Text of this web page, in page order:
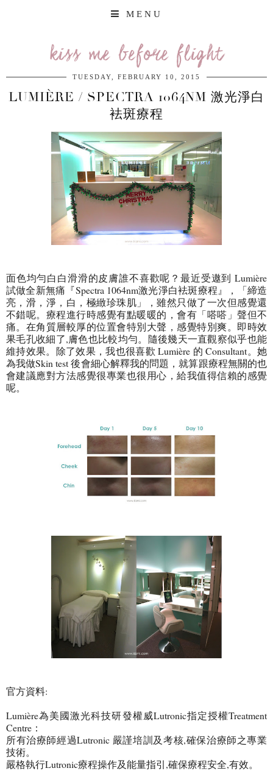
MENU
kiss me before flight
TUESDAY, FEBRUARY 10, 2015
LUMIÈRE / SPECTRA 1064NM 激光淨白
袪斑療程
面色均勻白白滑滑的皮膚誰不喜歡呢？最近受遨到 Lumière
試做全新無痛『Spectra 1064nm激光淨白袪斑療程』，「締造
亮，滑，淨，白，極緻珍珠肌」，雖然只做了一次但感覺還
不錯呢。療程進行時感覺有點暖暖的，會有「嗒嗒」聲但不
痛。在角質層較厚的位置會特別大聲，感覺特別爽。即時效
果毛孔收細了,膚色也比較均勻。隨後幾天一直觀察似乎也能
維持效果。除了效果，我也很喜歡 Lumière 的 Consultant。她
為我做Skin test 後會細心解釋我的問題，就算跟療程無關的也
會建議應對方法感覺很專業也很用心，給我值得信賴的感覺
呢。
官方資料:
Lumière為美國激光科技研發權威Lutronic指定授權Treatment
Centre：
所有治療師經過Lutronic 嚴謹培訓及考核,確保治療師之專業
技術。
嚴格執行Lutronic療程操作及能量指引,確保療程安全,有效。